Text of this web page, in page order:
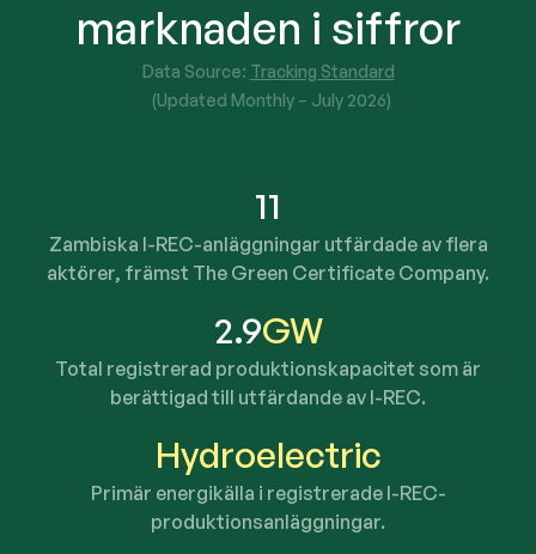
11
Zambiska I-REC-anläggningar utfärdade av flera
aktörer, främst The Green Certificate Company.
2.9GW
Total registrerad produktionskapacitet som är
berättigad till utfärdande av I-REC.
Hydroelectric
Primär energikälla i registrerade I-REC-
produktionsanläggningar.
marknaden i siffror
Data Source: Tracking Standard
(Updated Monthly – July 2026)